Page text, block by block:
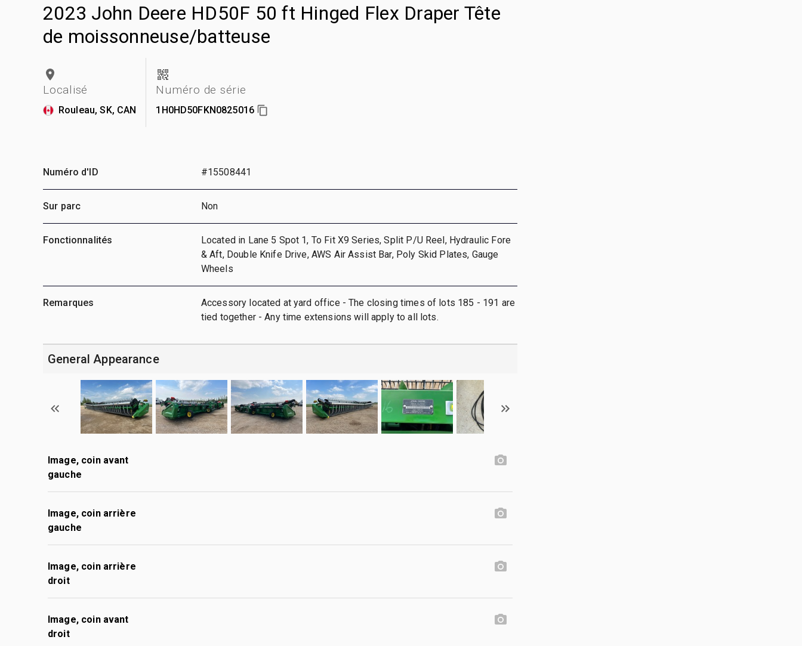
2023 John Deere HD50F 50 ft Hinged Flex Draper Tête
de moissonneuse/batteuse
Localisé
Rouleau, SK, CAN
Numéro de série
1H0HD50FKN0825016
Numéro d'ID #15508441
Sur parc Non
Fonctionnalités
Located in Lane 5 Spot 1, To Fit X9 Series, Split P/U Reel, Hydraulic Fore
& Aft, Double Knife Drive, AWS Air Assist Bar, Poly Skid Plates, Gauge
Wheels
Remarques
Accessory located at yard office - The closing times of lots 185 - 191 are
tied together - Any time extensions will apply to all lots.
General Appearance
Image, coin avant
gauche
Image, coin arrière
gauche
Image, coin arrière
droit
Image, coin avant
droit